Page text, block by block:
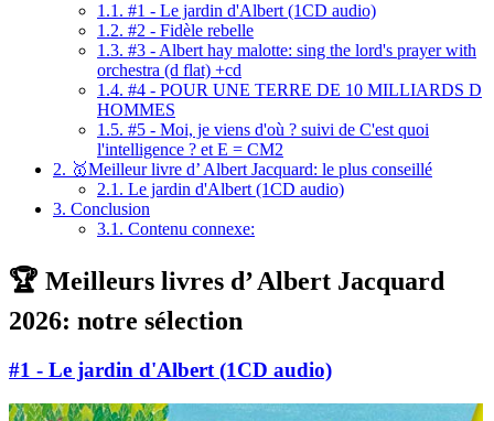
1.1. #1 - Le jardin d'Albert (1CD audio)
1.2. #2 - Fidèle rebelle
1.3. #3 - Albert hay malotte: sing the lord's prayer with
orchestra (d flat) +cd
1.4. #4 - POUR UNE TERRE DE 10 MILLIARDS D
HOMMES
1.5. #5 - Moi, je viens d'où ? suivi de C'est quoi
l'intelligence ? et E = CM2
2. 🥇Meilleur livre d’ Albert Jacquard: le plus conseillé
2.1. Le jardin d'Albert (1CD audio)
3. Conclusion
3.1. Contenu connexe:
🏆 Meilleurs livres d’ Albert Jacquard
2026: notre sélection
#1 - Le jardin d'Albert (1CD audio)